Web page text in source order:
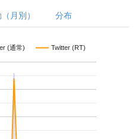
月別） 分布
(通常) Twitter (RT)